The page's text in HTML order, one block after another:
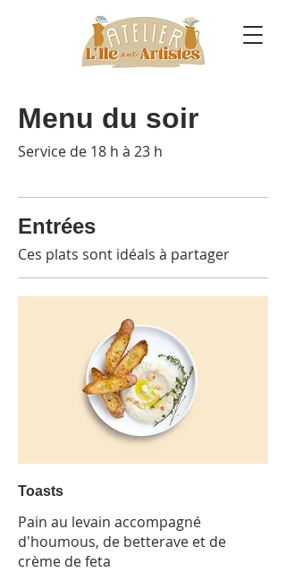
Menu du soir
Service de 18 h à 23 h
Entrées
Ces plats sont idéals à partager
Toasts
Pain au levain accompagné
d'houmous, de betterave et de
crème de feta